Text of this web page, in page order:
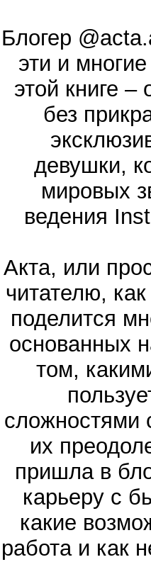
Блогер
эти и
этой книге –
без
девушки,
мировых
ведения
Акта, или
читателю,
поделится
основанных
том,
сложностями
их
пришла в
карьеру с
какие
работа и как